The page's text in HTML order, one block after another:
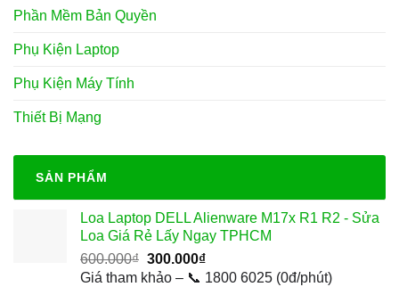
Phần Mềm Bản Quyền
Phụ Kiện Laptop
Phụ Kiện Máy Tính
Thiết Bị Mạng
SẢN PHẨM
Loa Laptop DELL Alienware M17x R1 R2 - Sửa
Loa Giá Rẻ Lấy Ngay TPHCM
600.000₫ Giá
gốc
300.000₫Giá
hiện
Giá tham khảo – 📞 1800 6025 (0đ/phút)